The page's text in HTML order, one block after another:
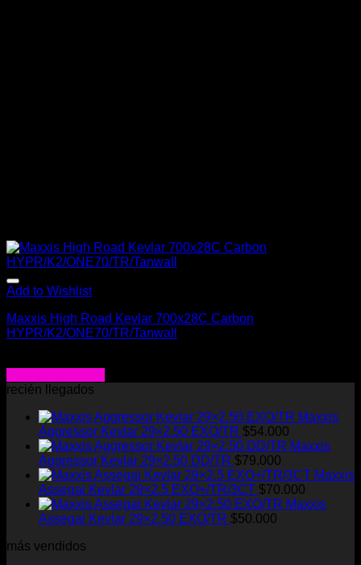
Add to Wishlist
Maxxis High Road Kevlar 700x28C Carbon
HYPR/K2/ONE70/TR/Tanwall
recién llegados
Maxxis
Aggressor Kevlar 29×2.50 EXO/TR $54.000
Maxxis
Aggressor Kevlar 29×2.50 DD/TR $79.000
Maxxis
Assegai Kevlar 29×2.5 EXO+/TR/3CT $70.000
Maxxis
Assegai Kevlar 29×2.50 EXO/TR $50.000
más vendidos